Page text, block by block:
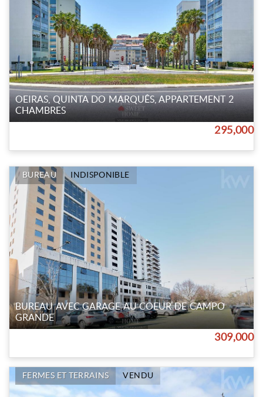
OEIRAS, QUINTA DO MARQUÊS, APPARTEMENT 2
CHAMBRES
295,000
BUREAU INDISPONIBLE
BUREAU AVEC GARAGE AU COEUR DE CAMPO
GRANDE
309,000
FERMES ET TERRAINS VENDU